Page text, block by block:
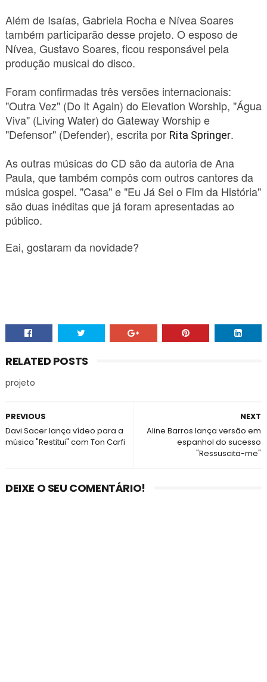
Além de Isaías, Gabriela Rocha e Nívea Soares
também participarão desse projeto. O esposo de
Nívea, Gustavo Soares, ficou responsável pela
produção musical do disco.
Foram confirmadas três versões internacionais:
"Outra Vez" (Do It Again) do Elevation Worship, "Água
Viva" (Living Water) do Gateway Worship e
"Defensor" (Defender), escrita por Rita Springer.
As outras músicas do CD são da autoria de Ana
Paula, que também compôs com outros cantores da
música gospel. "Casa" e "Eu Já Sei o Fim da História"
são duas inéditas que já foram apresentadas ao
público.
Eai, gostaram da novidade?
RELATED POSTS
projeto
NEXT
Aline Barros lança versão em
espanhol do sucesso
"Ressuscita-me"
PREVIOUS
Davi Sacer lança vídeo para a
música "Restitui" com Ton Carfi
DEIXE O SEU COMENTÁRIO!